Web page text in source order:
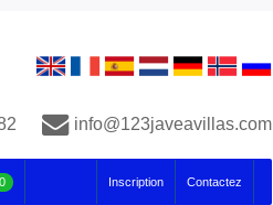
info@123javeavillas.com
0 Inscription Contactez